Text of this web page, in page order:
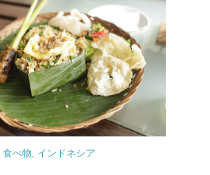
食べ物 インドネシア